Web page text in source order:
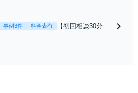
れたら、サインす
事例3件 料金表有
【初回相談30分無